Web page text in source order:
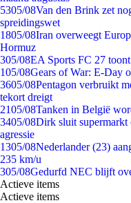
5305/08Van den Brink zet
spreidingswet
1805/08Iran overweegt
Hormuz
305/08EA Sports FC 27
105/08Gears of War: E-Day
3605/08Pentagon verbruikt
tekort dreigt
2105/08Tanken in België
3405/08Dirk sluit supermarkt
agressie
1305/08Nederlander (23)
235 km/u
305/08Gedurfd NEC blijft
Actieve items
Actieve items